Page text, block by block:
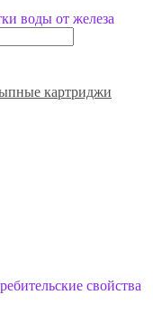
воды от железа
картриджи
свойства